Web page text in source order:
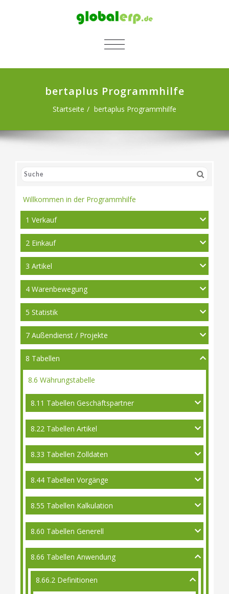
SCHALTE NAVIGATION
bertaplus Programmhilfe
Startseite bertaplus Programmhilfe
Willkommen in der Programmhilfe
1 Verkauf
2 Einkauf
3 Artikel
4 Warenbewegung
5 Statistik
7 Außendienst / Projekte
8 Tabellen
8.6 Währungstabelle
8.11 Tabellen Geschäftspartner
8.22 Tabellen Artikel
8.33 Tabellen Zolldaten
8.44 Tabellen Vorgänge
8.55 Tabellen Kalkulation
8.60 Tabellen Generell
8.66 Tabellen Anwendung
8.66.2 Definitionen